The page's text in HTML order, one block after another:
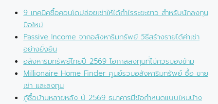
9 เทคนิคซื้อคอนโดปล่อยเช่าให้ได้กำไรระยะยาว สำหรับนักลงทุน
มือใหม่
Passive Income จากอสังหาริมทรัพย์ วิธีสร้างรายได้ค่าเช่า
อย่างยั่งยืน
อสังหาริมทรัพย์ไทยปี 2569 โอกาสลงทุนที่ไม่ควรมองข้าม
Millionaire Home Finder ศูนย์รวมอสังหาริมทรัพย์ ซื้อ ขาย
เช่า และลงทุน
กู้ซื้อบ้านหลายหลัง ปี 2569 ธนาคารมีข้อกำหนดแบบไหนบ้าง